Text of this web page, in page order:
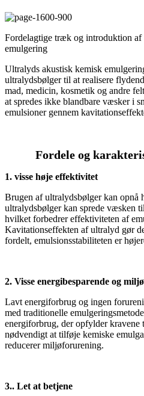
Fordelagtige træk og introduktion af
emulgering
Ultralyds akustisk kemisk
ultralydsbølger til at realisere
mad, medicin, kosmetik og andre
at spredes ikke blandbare væsker i
emulsioner gennem
Fordele og
1. visse høje effektivitet
Brugen af ​​ultralydsbølger kan opnå
ultralydsbølger kan sprede væsken
hvilket forbedrer effektiviteten af
Kavitationseffekten af ​​ultralyd gør
fordelt, emulsionsstabiliteten er
2. Visse energibesparende og
Lavt energiforbrug og ingen
med traditionelle
energiforbrug, der opfylder
nødvendigt at tilføje kemiske
reducerer miljøforurening.
3.. Let at betjene